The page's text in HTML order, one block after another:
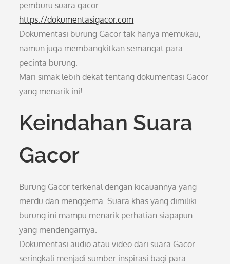
pemburu suara gacor.
https://dokumentasigacor.com
Dokumentasi burung Gacor tak hanya memukau,
namun juga membangkitkan semangat para
pecinta burung.
Mari simak lebih dekat tentang dokumentasi Gacor
yang menarik ini!
Keindahan Suara
Gacor
Burung Gacor terkenal dengan kicauannya yang
merdu dan menggema. Suara khas yang dimiliki
burung ini mampu menarik perhatian siapapun
yang mendengarnya.
Dokumentasi audio atau video dari suara Gacor
seringkali menjadi sumber inspirasi bagi para